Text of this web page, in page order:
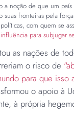
a noção de que um
suas fronteiras pela
com quem se
para subjugar
as nações de
o risco de
para que
o apoio à
à própria